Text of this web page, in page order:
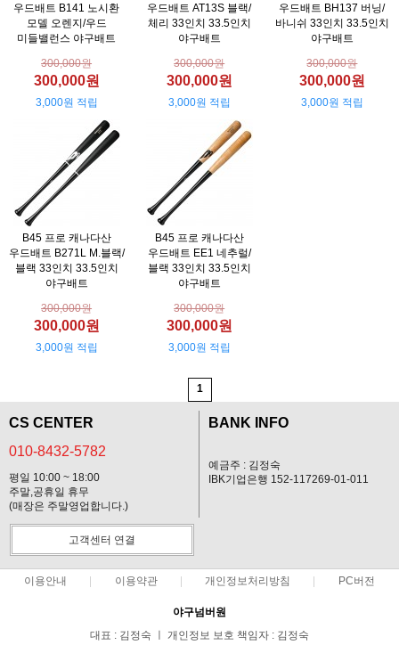
우드배트 B141 노시환
모델 오렌지/우드
미들밸런스 야구배트
300,000원
300,000원
3,000원 적립
우드배트 AT13S 블랙/
체리 33인치 33.5인치
야구배트
300,000원
300,000원
3,000원 적립
우드배트 BH137 버닝/
바니쉬 33인치 33.5인치
야구배트
300,000원
300,000원
3,000원 적립
B45 프로 캐나다산
우드배트 B271L M.블랙/
블랙 33인치 33.5인치
야구배트
300,000원
300,000원
3,000원 적립
B45 프로 캐나다산
우드배트 EE1 네추럴/
블랙 33인치 33.5인치
야구배트
300,000원
300,000원
3,000원 적립
1
CS CENTER
010-8432-5782
평일 10:00 ~ 18:00
주말,공휴일 휴무
(매장은 주말영업합니다.)
BANK INFO
예금주 : 김정숙
IBK기업은행 152-117269-01-011
고객센터 연결
이용안내 이용약관 개인정보처리방침 PC버전
야구넘버원
대표 : 김정숙 ㅣ 개인정보 보호 책임자 : 김정숙